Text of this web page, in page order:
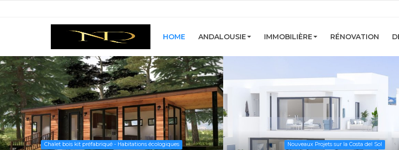
HOME ANDALOUSIE IMMOBILIÈRE RÉNOVATION
Home
Andalousie
Immobilière
Rénovation
Chalet bois kit préfabriqué - Habitations écologiques Nouveaux Projets sur la Costa del Sol